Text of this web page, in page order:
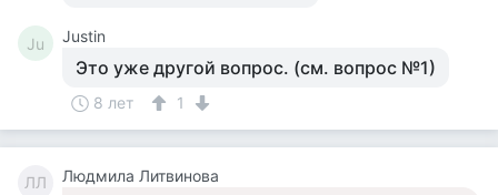
Ju Justin
Это уже другой вопрос. (см. вопрос №1)
8 лет 1
ЛЛ Людмила Литвинова